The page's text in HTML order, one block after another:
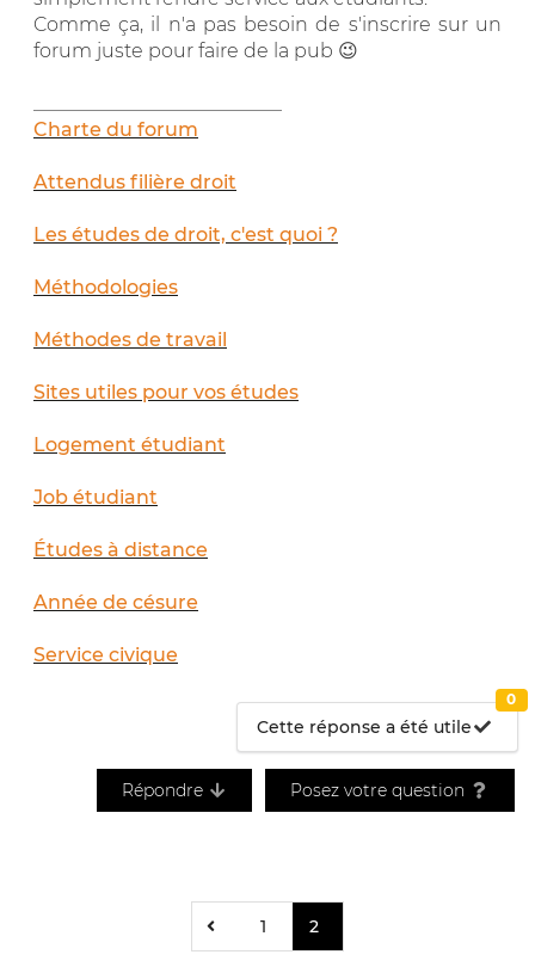
Comme ça, il n'a pas besoin de s'inscrire sur un
forum juste pour faire de la pub 😉
Charte du forum
Attendus filière droit
Les études de droit, c'est quoi ?
Méthodologies
Méthodes de travail
Sites utiles pour vos études
Logement étudiant
Job étudiant
Études à distance
Année de césure
Service civique
Cette réponse a été utile
0
Répondre Posez votre question
1 2